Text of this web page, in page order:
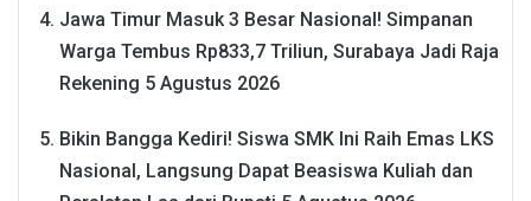
Jawa Timur Masuk 3 Besar Nasional! Simpanan
Warga Tembus Rp833,7 Triliun, Surabaya Jadi Raja
Rekening 5 Agustus 2026
Bikin Bangga Kediri! Siswa SMK Ini Raih Emas LKS
Nasional, Langsung Dapat Beasiswa Kuliah dan